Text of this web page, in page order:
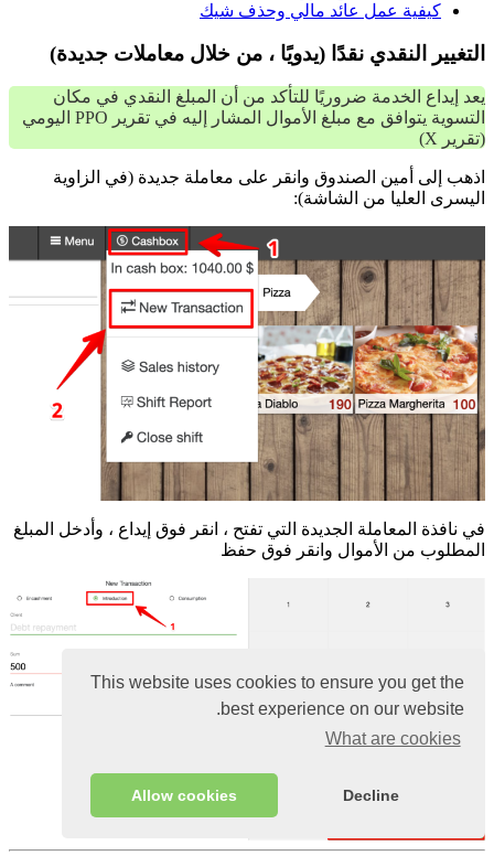
This website uses cookies to ensure you get the
best experience on our website.
What are cookies
Decline
Allow cookies
كيفية عمل عائد مالي وحذف شيك
التغيير النقدي نقدًا (يدويًا ، من خلال معاملات جديدة)
يعد إيداع الخدمة ضروريًا للتأكد من أن المبلغ النقدي في مكان
التسوية يتوافق مع مبلغ الأموال المشار إليه في تقرير PPO اليومي
(تقرير X)
اذهب إلى أمين الصندوق وانقر على معاملة جديدة (في الزاوية
اليسرى العليا من الشاشة):
في نافذة المعاملة الجديدة التي تفتح ، انقر فوق إيداع ، وأدخل المبلغ
المطلوب من الأموال وانقر فوق حفظ